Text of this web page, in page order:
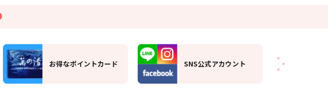
SNS公式アカウント
大東洋グループ・
スパの楽しみ方